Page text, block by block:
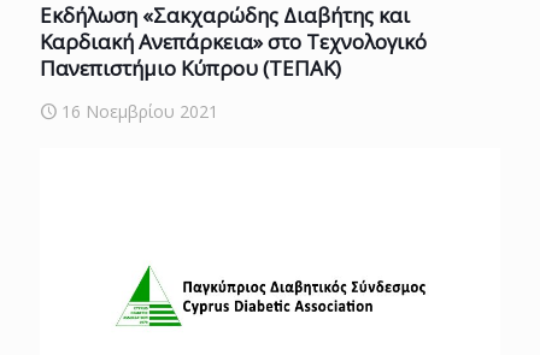
Εκδήλωση «Σακχαρώδης Διαβήτης και
Καρδιακή Ανεπάρκεια» στο Τεχνολογικό
Πανεπιστήμιο Κύπρου (ΤΕΠΑΚ)
16 Νοεμβρίου 2021